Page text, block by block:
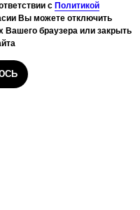
Сборщики
с Политикой
Вы можете отключить
Вашего браузера или закрыть